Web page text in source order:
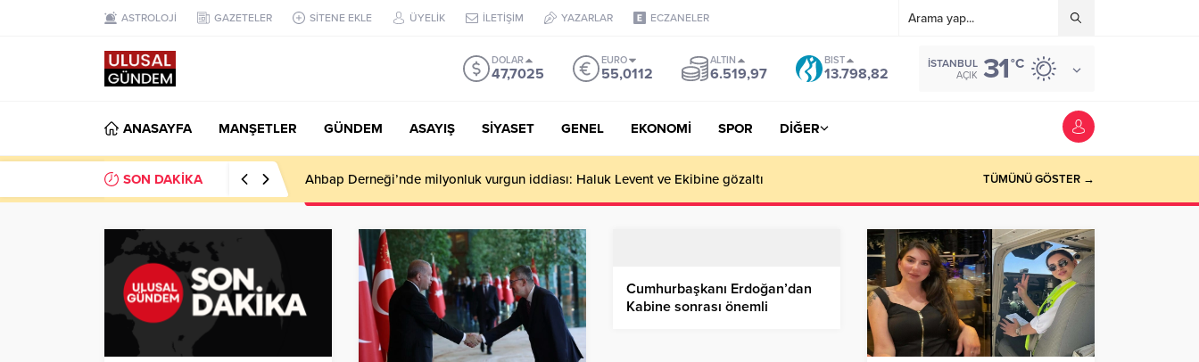
ASTROLOJİ GAZETELER SİTENE EKLE ÜYELİK İLETİŞİM YAZARLAR ECZANELER
DOLAR
47,7025
EURO
55,0112
ALTIN
6.519,97
BIST
13.798,82
İSTANBUL
AÇIK 31°C
ANASAYFA MANŞETLER GÜNDEM ASAYIŞ SİYASET GENEL EKONOMİ SPOR DİĞER
SON DAKİKA Ahbap Derneği’nde milyonluk vurgun iddiası: Haluk Levent ve Ekibine gözaltı TÜMÜNÜ GÖSTER →
Cumhurbaşkanı Erdoğan’dan
Kabine sonrası önemli